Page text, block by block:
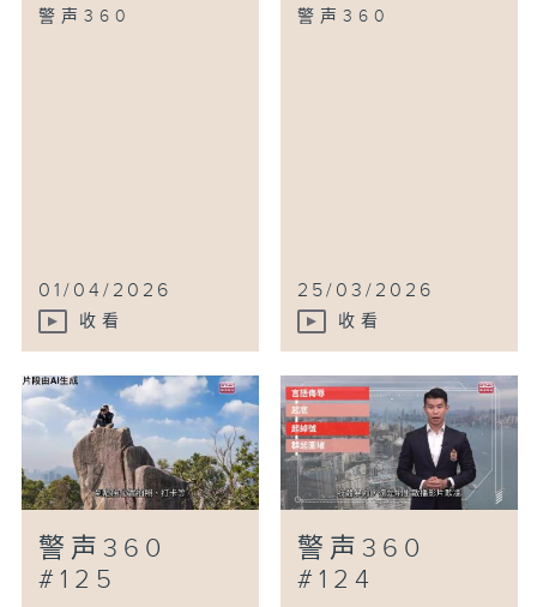
警声360
01/04/2026
收看
警声360
25/03/2026
收看
警声360
#125
警声360
#124